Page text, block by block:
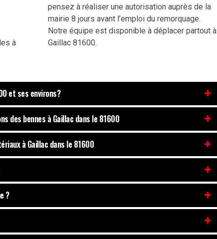
à
pensez à réaliser une autorisation auprès de la
mairie 8 jours avant l’emploi du remorquage.
Notre équipe est disponible à déplacer partout à
Gaillac 81600.
et ses environs?
des bennes à Gaillac dans le 81600
à Gaillac dans le 81600
?